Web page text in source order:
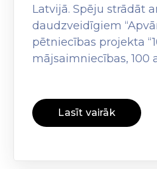
Latvijā. Spēju strādāt
daudzveidīgiem
pētniecības projekta
mājsaimniecības, 100
Lasīt vairāk